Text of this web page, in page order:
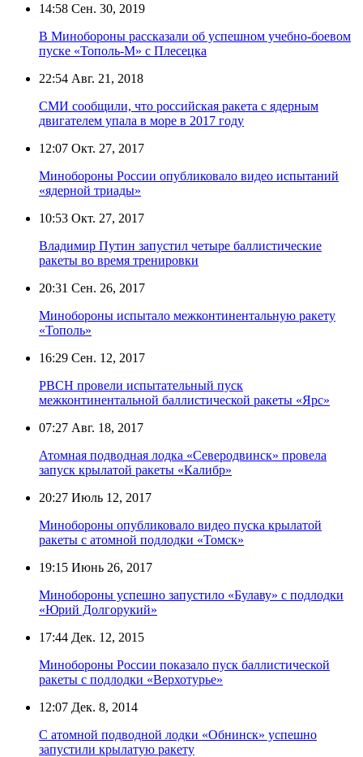
14:58 Сен. 30, 2019
В Минобороны рассказали об успешном учебно-боевом
пуске «Тополь-М» с Плесецка
22:54 Авг. 21, 2018
СМИ сообщили, что российская ракета с ядерным
двигателем упала в море в 2017 году
12:07 Окт. 27, 2017
Минобороны России опубликовало видео испытаний
«ядерной триады»
10:53 Окт. 27, 2017
Владимир Путин запустил четыре баллистические
ракеты во время тренировки
20:31 Сен. 26, 2017
Минобороны испытало межконтинентальную ракету
«Тополь»
16:29 Сен. 12, 2017
РВСН провели испытательный пуск
межконтинентальной баллистической ракеты «Ярс»
07:27 Авг. 18, 2017
Атомная подводная лодка «Северодвинск» провела
запуск крылатой ракеты «Калибр»
20:27 Июль 12, 2017
Минобороны опубликовало видео пуска крылатой
ракеты с атомной подлодки «Томск»
19:15 Июнь 26, 2017
Минобороны успешно запустило «Булаву» с подлодки
«Юрий Долгорукий»
17:44 Дек. 12, 2015
Минобороны России показало пуск баллистической
ракеты с подлодки «Верхотурье»
12:07 Дек. 8, 2014
С атомной подводной лодки «Обнинск» успешно
запустили крылатую ракету